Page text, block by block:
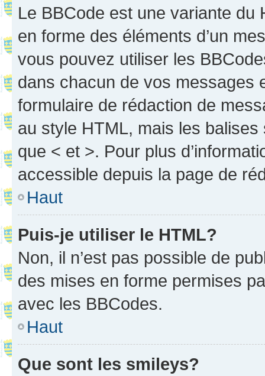
Le BBCode est une variante du
en forme des éléments d’un
vous pouvez utiliser les
dans chacun de vos messages
formulaire de rédaction de
au style HTML, mais les
que < et >. Pour plus
accessible depuis la page de
Haut
Puis-je utiliser le HTML?
Non, il n’est pas possible de
des mises en forme permises
avec les BBCodes.
Haut
Que sont les smileys?